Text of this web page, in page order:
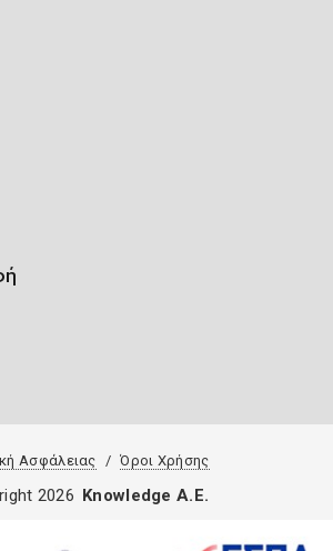
Ασφάλειας Όροι Χρήσης
2026 Knowledge A.E.